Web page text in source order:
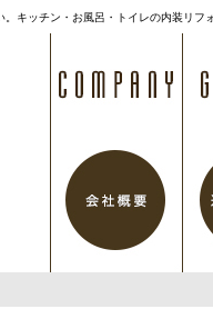
キッチン・お風呂・トイレの内装リ